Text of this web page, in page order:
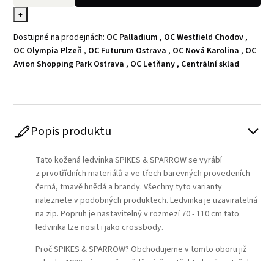
+
Dostupné na prodejnách: OC Palladium , OC Westfield Chodov ,
OC Olympia Plzeň , OC Futurum Ostrava , OC Nová Karolina , OC
Avion Shopping Park Ostrava , OC Letňany , Centrální sklad
Popis produktu
Tato kožená ledvinka SPIKES & SPARROW se vyrábí
z prvotřídních materiálů a ve třech barevných provedeních
černá, tmavě hnědá a brandy. Všechny tyto varianty
naleznete v podobných produktech. Ledvinka je uzaviratelná
na zip. Popruh je nastavitelný v rozmezí 70 - 110 cm tato
ledvinka lze nosit i jako crossbody.
Proč SPIKES & SPARROW? Obchodujeme v tomto oboru již